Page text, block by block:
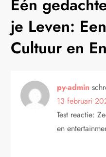
t
n
v
i
Eén
je Leven:
Cultuur en
py-admin
13 februari
Test reactie:
en